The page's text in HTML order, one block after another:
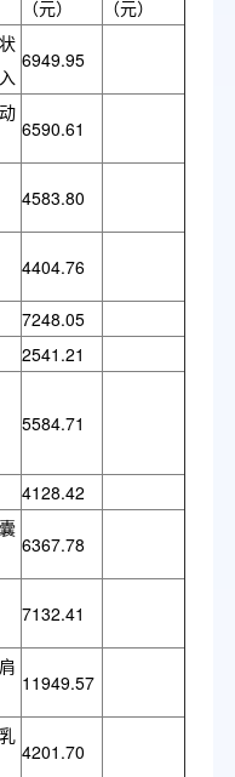
（元） （元）
6949.95
6590.61
4583.80
4404.76
7248.05
2541.21
5584.71
4128.42
6367.78
7132.41
11949.57
4201.70